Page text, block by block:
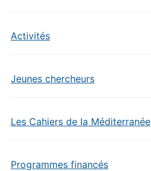
Activités
Jeunes chercheurs
Les Cahiers de la Méditerranée
Programmes financés